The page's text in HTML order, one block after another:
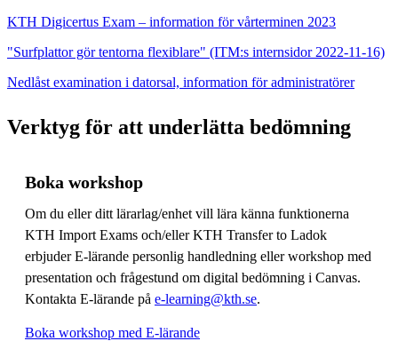
KTH Digicertus Exam – information för vårterminen 2023
"Surfplattor gör tentorna flexiblare" (ITM:s internsidor 2022-11-16)
Nedlåst examination i datorsal, information för administratörer
Verktyg för att underlätta bedömning
Boka workshop
Om du eller ditt lärarlag/enhet vill lära känna funktionerna
KTH Import Exams och/eller KTH Transfer to Ladok
erbjuder E-lärande personlig handledning eller workshop med
presentation och frågestund om digital bedömning i Canvas.
Kontakta E-lärande på e-learning@kth.se.
Boka workshop med E-lärande